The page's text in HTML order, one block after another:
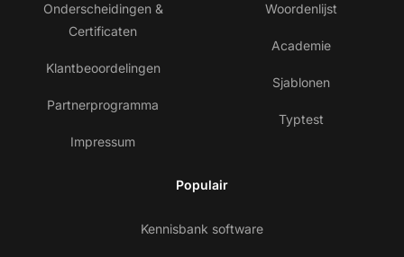
Onderscheidingen &
Certificaten
Klantbeoordelingen
Partnerprogramma
Impressum
Woordenlijst
Academie
Sjablonen
Typtest
Populair
Kennisbank software